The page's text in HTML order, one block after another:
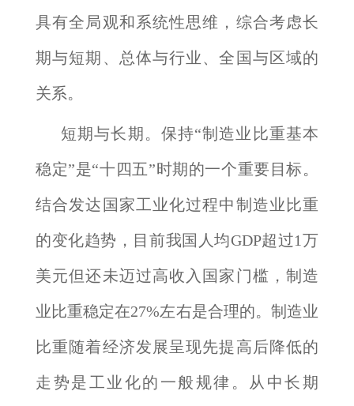
具有全局观和系统性思维，综合考虑长
期与短期、总体与行业、全国与区域的
关系。
短期与长期。保持“制造业比重基本
稳定”是“十四五”时期的一个重要目标。
结合发达国家工业化过程中制造业比重
的变化趋势，目前我国人均GDP超过1万
美元但还未迈过高收入国家门槛，制造
业比重稳定在27%左右是合理的。制造业
比重随着经济发展呈现先提高后降低的
走势是工业化的一般规律。从中长期